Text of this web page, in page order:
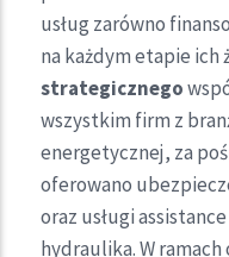
usług zarówno
na każdym etapie ich
strategicznego
wszystkim firm z
energetycznej, za
oferowano
oraz usługi
hydraulika. W